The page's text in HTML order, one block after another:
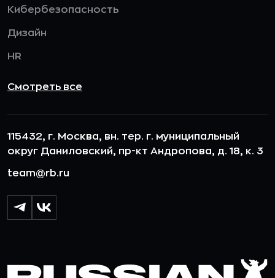
Кибербезопасность
Дизайн
HR
Смотреть все
115432, г. Москва, вн. тер. г. муниципальный
округ Даниловский, пр-кт Андропова, д. 18, к. 3
team@rb.ru